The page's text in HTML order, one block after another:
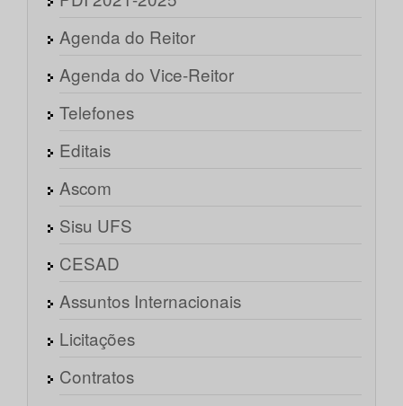
Agenda do Reitor
Agenda do Vice-Reitor
Telefones
Editais
Ascom
Sisu UFS
CESAD
Assuntos Internacionais
Licitações
Contratos